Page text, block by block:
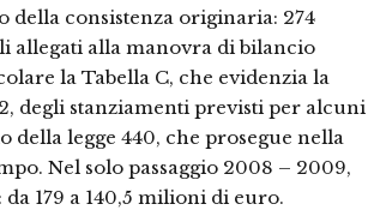
della consistenza originaria: 274
allegati alla manovra di bilancio
la Tabella C, che evidenzia la
degli stanziamenti previsti per alcuni
legge 440, che prosegue nella
Nel solo passaggio 2008 – 2009,
179 a 140,5 milioni di euro.